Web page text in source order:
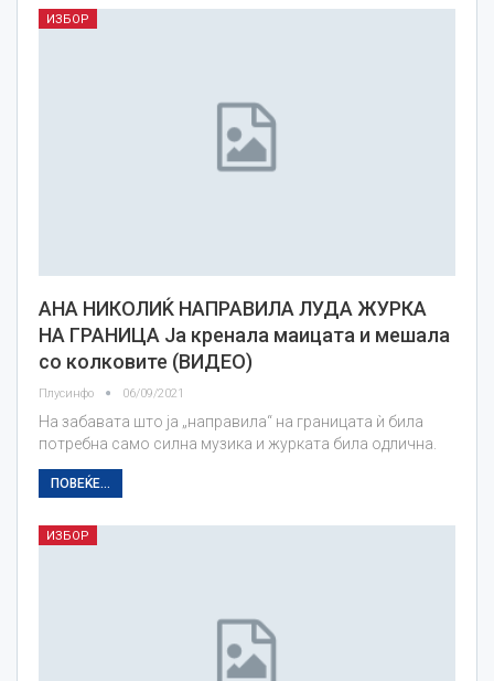
ИЗБОР
АНА НИКОЛИЌ НАПРАВИЛА ЛУДА ЖУРКА
НА ГРАНИЦА Ја кренала маицата и мешала
со колковите (ВИДЕО)
Плусинфо 06/09/2021
На забавата што ја „направила“ на границата ѝ била
потребна само силна музика и журката била одлична.
ПОВЕЌЕ...
ИЗБОР